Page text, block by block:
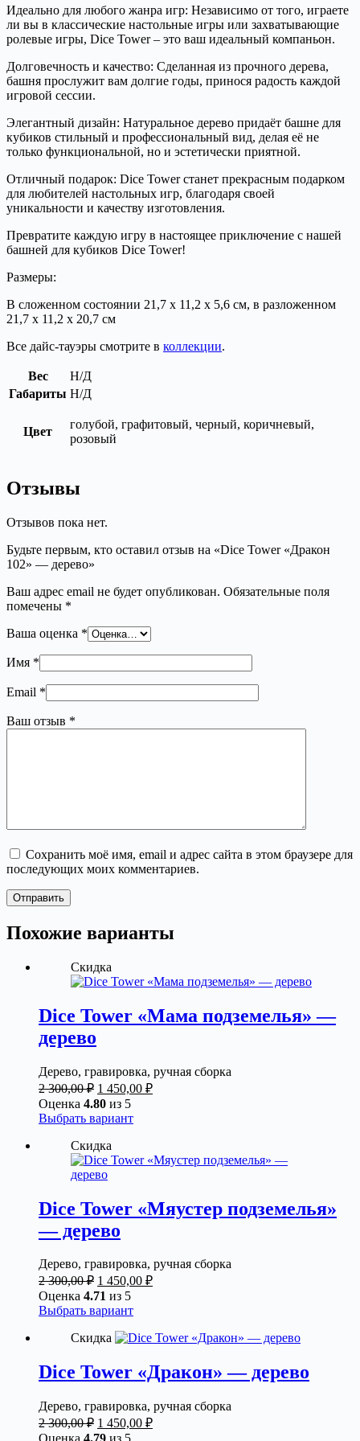
Идеально для любого жанра игр: Независимо от того, играете
ли вы в классические настольные игры или захватывающие
ролевые игры, Dice Tower – это ваш идеальный компаньон.
Долговечность и качество: Сделанная из прочного дерева,
башня прослужит вам долгие годы, принося радость каждой
игровой сессии.
Элегантный дизайн: Натуральное дерево придаёт башне для
кубиков стильный и профессиональный вид, делая её не
только функциональной, но и эстетически приятной.
Отличный подарок: Dice Tower станет прекрасным подарком
для любителей настольных игр, благодаря своей
уникальности и качеству изготовления.
Превратите каждую игру в настоящее приключение с нашей
башней для кубиков Dice Tower!
Размеры:
В сложенном состоянии 21,7 х 11,2 х 5,6 см, в разложенном
21,7 х 11,2 х 20,7 см
Все дайс-тауэры смотрите в коллекции.
Вес
Н/Д
Габариты Н/Д
Цвет
голубой, графитовый, черный, коричневый,
розовый
Отзывы
Отзывов пока нет.
Будьте первым, кто оставил отзыв на «Dice Tower «Дракон
102» — дерево»
Ваш адрес email не будет опубликован. Обязательные поля
помечены *
Ваша оценка *
Имя *
Email *
Ваш отзыв *
Сохранить моё имя, email и адрес сайта в этом браузере для
последующих моих комментариев.
Отправить
Похожие варианты
Скидка
Dice Tower «Мама подземелья» —
дерево
Дерево, гравировка, ручная сборка
2 300,00₽ Первоначальная
цена
составляла
2
300,00 ₽.
1 450,00 ₽Текущая
Оценка 4.80 из 5
Выбрать вариантЭтот
несколько
можно
выбрать
товара.
Скидка
Dice Tower «Мяустер подземелья»
— дерево
Дерево, гравировка, ручная сборка
2 300,00₽ Первоначальная
цена
составляла
2
300,00 ₽.
1 450,00 ₽Текущая
Оценка 4.71 из 5
Выбрать вариантЭтот
имеет
вариаций.
Опции
выбрать
на
Скидка
Dice Tower «Дракон» — дерево
Дерево, гравировка, ручная сборка
2 300,00₽ Первоначальная
цена
1 450,00 ₽Текущая